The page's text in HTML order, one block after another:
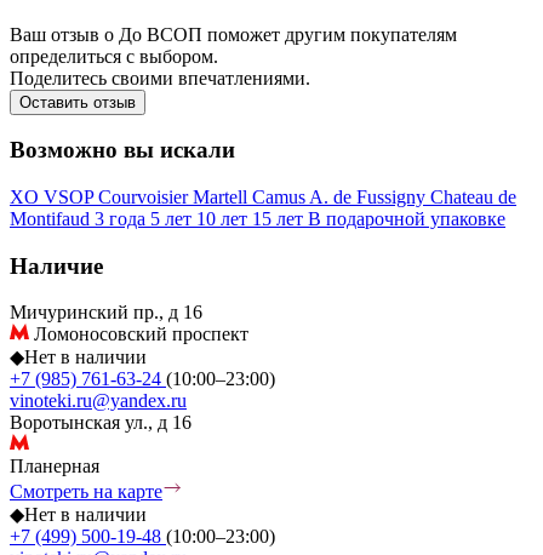
Ваш отзыв о До ВСОП поможет другим покупателям
определиться с выбором.
Поделитесь своими впечатлениями.
Оставить отзыв
Возможно вы искали
XO VSOPCourvoisierMartell Camus A. de Fussigny Chateau de
Montifaud 3 года 5 лет 10 лет 15 лет В подарочной упаковке
Наличие
Мичуринский пр., д 16
Ломоносовский проспект
◆Нет в наличии
+7 (985) 761-63-24 (10:00–23:00)
vinoteki.ru@yandex.ru
Воротынская ул., д 16
Планерная
Смотреть на карте
◆Нет в наличии
+7 (499) 500-19-48 (10:00–23:00)